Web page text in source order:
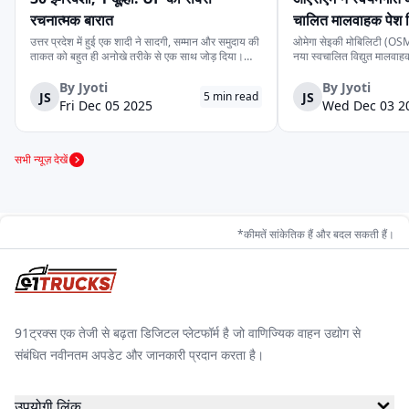
अम्पीयर बाबा इलेक्ट्रिक ई-आश्वा
केटो मोटर्स
जेम ईवी जीकॉन ऑटोमोटिव
रिक्शा चुनने के लिए पूरी जानकारी प्रदान करता है। आज ही पूरी रेंज
एक्सप्लोर करें और अपने बजट, रूट टाइप और कमाई के लक्ष्य के अनुसार
सही मॉडल चुनें।
रचनात्मक बारात
उत्तर प्रदेश में हुई एक शादी ने सादगी, सम्मान और समुदाय की
ताकत को बहुत ही अनोखे तरीके से एक साथ जोड़ दिया।
वाहन की व्यवस्था करने के लिये पर्याप्त साधन नहीं थे।
लेकिन दोस्ती की भावना ने उस...
JS
By Jyoti
Fri Dec 05 2025
5 min read
चालित मालवाहक पेश
ओमेगा सेइकी मोबिलिटी
नया स्वचालित विद्युत
के स्वचालित यात्री संस्करण
लिये प्रस्तुत किया गया दूसरा
JS
By Jyoti
Wed Dec 03
सभी न्यूज़ देखें
*कीमतें सांकेतिक हैं और बदल सकती हैं।
91ट्रक्स एक तेजी से बढ़ता डिजिटल प्लेटफॉर्म है जो वाणिज्यिक वाहन उद्योग से
संबंधित नवीनतम अपडेट और जानकारी प्रदान करता है।